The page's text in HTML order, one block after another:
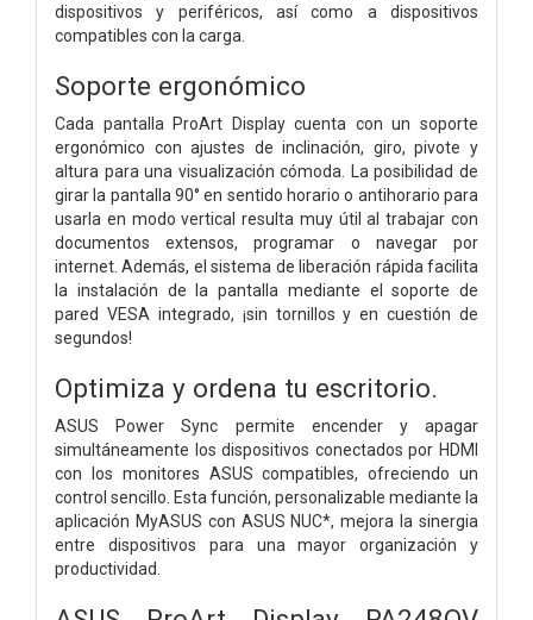
dispositivos y periféricos, así como a dispositivos
compatibles con la carga.
Soporte ergonómico
Cada pantalla ProArt Display cuenta con un soporte
ergonómico con ajustes de inclinación, giro, pivote y
altura para una visualización cómoda. La posibilidad de
girar la pantalla 90° en sentido horario o antihorario para
usarla en modo vertical resulta muy útil al trabajar con
documentos extensos, programar o navegar por
internet. Además, el sistema de liberación rápida facilita
la instalación de la pantalla mediante el soporte de
pared VESA integrado, ¡sin tornillos y en cuestión de
segundos!
Optimiza y ordena tu escritorio.
ASUS Power Sync permite encender y apagar
simultáneamente los dispositivos conectados por HDMI
con los monitores ASUS compatibles, ofreciendo un
control sencillo. Esta función, personalizable mediante la
aplicación MyASUS con ASUS NUC*, mejora la sinergia
entre dispositivos para una mayor organización y
productividad.